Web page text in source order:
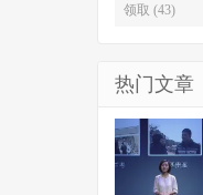
领取 (43)
热门文章